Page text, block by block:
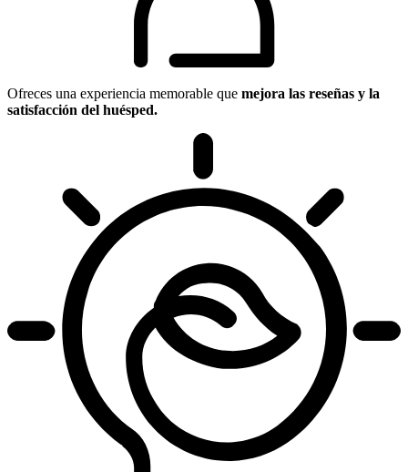
Ofreces una experiencia memorable que mejora las reseñas y la
satisfacción del huésped.